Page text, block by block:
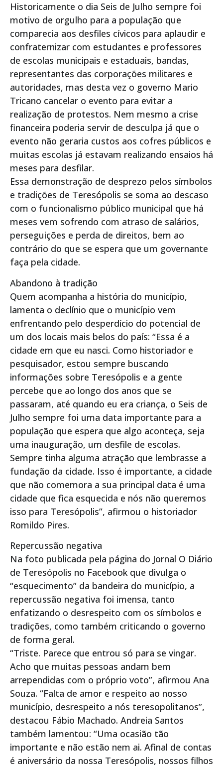
Historicamente o dia Seis de Julho sempre foi
motivo de orgulho para a população que
comparecia aos desfiles cívicos para aplaudir e
confraternizar com estudantes e professores
de escolas municipais e estaduais, bandas,
representantes das corporações militares e
autoridades, mas desta vez o governo Mario
Tricano cancelar o evento para evitar a
realização de protestos. Nem mesmo a crise
financeira poderia servir de desculpa já que o
evento não geraria custos aos cofres públicos e
muitas escolas já estavam realizando ensaios há
meses para desfilar.
Essa demonstração de desprezo pelos símbolos
e tradições de Teresópolis se soma ao descaso
com o funcionalismo público municipal que há
meses vem sofrendo com atraso de salários,
perseguições e perda de direitos, bem ao
contrário do que se espera que um governante
faça pela cidade.
Abandono à tradição
Quem acompanha a história do município,
lamenta o declínio que o município vem
enfrentando pelo desperdício do potencial de
um dos locais mais belos do país: “Essa é a
cidade em que eu nasci. Como historiador e
pesquisador, estou sempre buscando
informações sobre Teresópolis e a gente
percebe que ao longo dos anos que se
passaram, até quando eu era criança, o Seis de
Julho sempre foi uma data importante para a
população que espera que algo aconteça, seja
uma inauguração, um desfile de escolas.
Sempre tinha alguma atração que lembrasse a
fundação da cidade. Isso é importante, a cidade
que não comemora a sua principal data é uma
cidade que fica esquecida e nós não queremos
isso para Teresópolis”, afirmou o historiador
Romildo Pires.
Repercussão negativa
Na foto publicada pela página do Jornal O Diário
de Teresópolis no Facebook que divulga o
“esquecimento” da bandeira do município, a
repercussão negativa foi imensa, tanto
enfatizando o desrespeito com os símbolos e
tradições, como também criticando o governo
de forma geral.
“Triste. Parece que entrou só para se vingar.
Acho que muitas pessoas andam bem
arrependidas com o próprio voto”, afirmou Ana
Souza. “Falta de amor e respeito ao nosso
município, desrespeito a nós teresopolitanos”,
destacou Fábio Machado. Andreia Santos
também lamentou: “Uma ocasião tão
importante e não estão nem ai. Afinal de contas
é aniversário da nossa Teresópolis, nossos filhos